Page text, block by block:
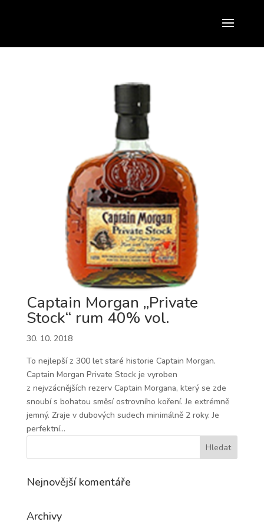
Captain Morgan „Private
Stock“ rum 40% vol.
30. 10. 2018
To nejlepší z 300 let staré historie Captain Morgan.
Captain Morgan Private Stock je vyroben
z nejvzácnějších rezerv Captain Morgana, který se zde
snoubí s bohatou směsí ostrovního koření. Je extrémně
jemný. Zraje v dubových sudech minimálně 2 roky. Je
perfektní...
Nejnovější komentáře
Archivy